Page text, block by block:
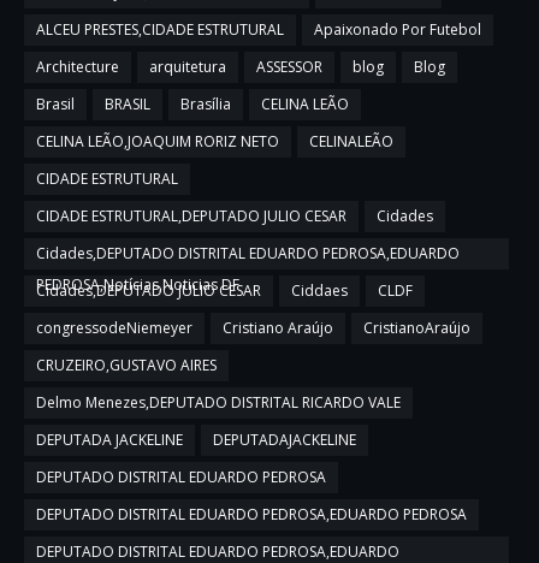
ALCEU PRESTES,CIDADE ESTRUTURAL
Apaixonado Por Futebol
Architecture
arquitetura ASSESSOR blog
Blog
Brasil
BRASIL Brasília
CELINA LEÃO
CELINA LEÃO,JOAQUIM RORIZ NETO
CELINALEÃO
CIDADE ESTRUTURAL
CIDADE ESTRUTURAL,DEPUTADO JULIO CESAR
Cidades
Cidades,DEPUTADO DISTRITAL EDUARDO PEDROSA,EDUARDO
PEDROSA,Notícias,Noticias DF
Cidades,DEPUTADO JULIO CESAR Ciddaes
CLDF
congressodeNiemeyer
Cristiano Araújo
CristianoAraújo
CRUZEIRO,GUSTAVO AIRES
Delmo Menezes,DEPUTADO DISTRITAL RICARDO VALE
DEPUTADA JACKELINE
DEPUTADAJACKELINE
DEPUTADO DISTRITAL EDUARDO PEDROSA
DEPUTADO DISTRITAL EDUARDO PEDROSA,EDUARDO PEDROSA
DEPUTADO DISTRITAL EDUARDO PEDROSA,EDUARDO